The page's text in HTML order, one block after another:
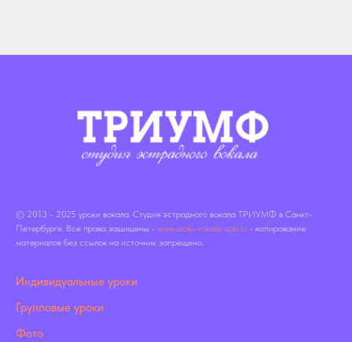
© 2013 - 2025 уроки вокала. Студия эстрадного вокала ТРИУМФ в Санкт-
Петербурге. Все права защищены - www.uroki-vokala-spb.ru - копирование
материалов без ссылок на источник запрещено.
Индивидуальные уроки
Групповые уроки
Фото